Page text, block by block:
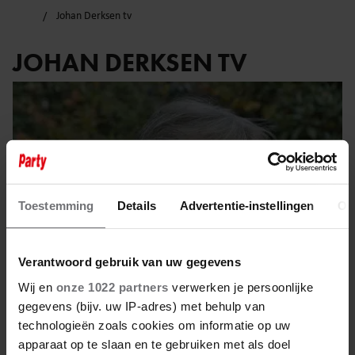
Toestemming Details Advertentie-instellingen
Verantwoord gebruik van uw gegevens
Wij en onze 1022 partners verwerken je persoonlijke
gegevens (bijv. uw IP-adres) met behulp van
technologieën zoals cookies om informatie op uw
apparaat op te slaan en te gebruiken met als doel
Johan Derksen tv
JOHAN DERKSEN TV
24 november 2025